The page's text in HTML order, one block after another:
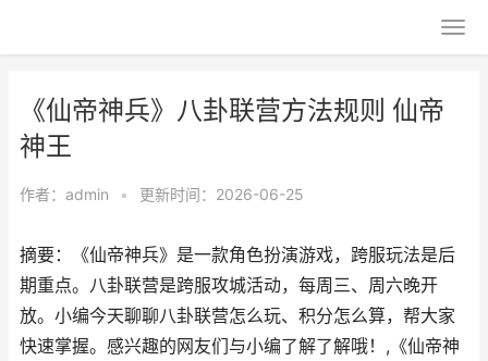
《仙帝神兵》八卦联营方法规则 仙帝
神王
作者： admin • 更新时间：2026-06-25
摘要：《仙帝神兵》是一款角色扮演游戏，跨服玩法是后
期重点。八卦联营是跨服攻城活动，每周三、周六晚开
放。小编今天聊聊八卦联营怎么玩、积分怎么算，帮大家
快速掌握。感兴趣的网友们与小编了解了解哦！,《仙帝神